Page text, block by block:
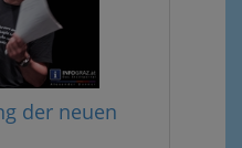
der neuen